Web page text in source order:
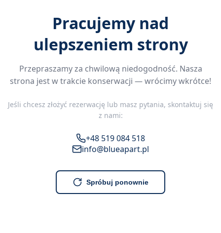
Pracujemy nad
ulepszeniem strony
Przepraszamy za chwilową niedogodność. Nasza
strona jest w trakcie konserwacji — wrócimy wkrótce!
Jeśli chcesz złożyć rezerwację lub masz pytania, skontaktuj się
z nami:
+48 519 084 518
info@blueapart.pl
Spróbuj ponownie